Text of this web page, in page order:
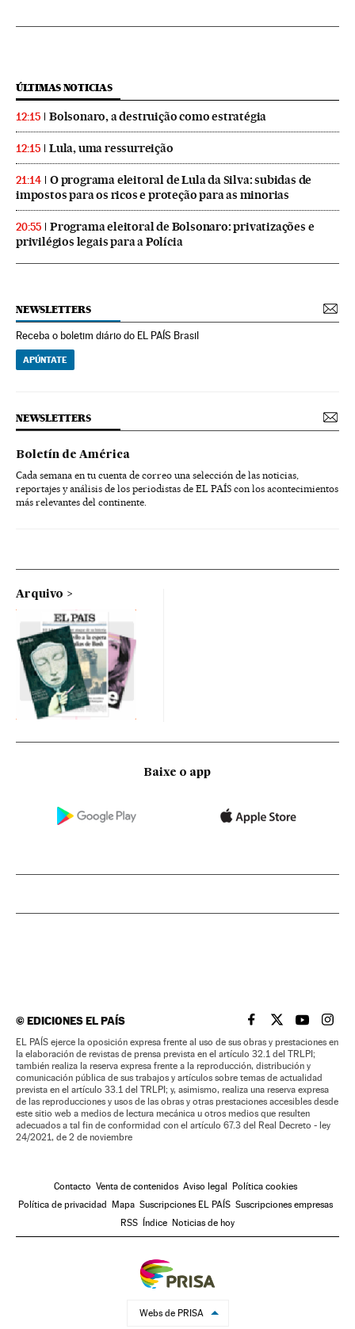
ÚLTIMAS NOTICIAS
12:15 Bolsonaro, a destruição como estratégia
12:15 Lula, uma ressurreição
21:14
O programa eleitoral de Lula da Silva: subidas de
impostos para os ricos e proteção para as minorias
20:55
Programa eleitoral de Bolsonaro: privatizações e
privilégios legais para a Polícia
NEWSLETTERS
Receba o boletim diário do EL PAÍS Brasil
APÚNTATE
NEWSLETTERS
Boletín de América
Cada semana en tu cuenta de correo una selección de las noticias,
reportajes y análisis de los periodistas de EL PAÍS con los acontecimientos
más relevantes del continente.
Arquivo
Baixe o app
©EDICIONES EL PAÍS EL PAÍS BRASIL EN
EL PAÍSEL PAÍS
EL
EL PAÍS ejerce la oposición expresa frente al uso de sus obras y prestaciones en
la elaboración de revistas de prensa prevista en el artículo 32.1 del TRLPI;
también realiza la reserva expresa frente a la reproducción, distribución y
comunicación pública de sus trabajos y artículos sobre temas de actualidad
prevista en el artículo 33.1 del TRLPI; y, asimismo, realiza una reserva expresa
de las reproducciones y usos de las obras y otras prestaciones accesibles desde
este sitio web a medios de lectura mecánica u otros medios que resulten
adecuados a tal fin de conformidad con el artículo 67.3 del Real Decreto - ley
24/2021, de 2 de noviembre
Contacto Venta de contenidos Aviso legal
Política cookies
Política de privacidad
Mapa Suscripciones EL PAÍS Suscripciones empresas
RSS
Índice Noticias de hoy
Webs de PRISA